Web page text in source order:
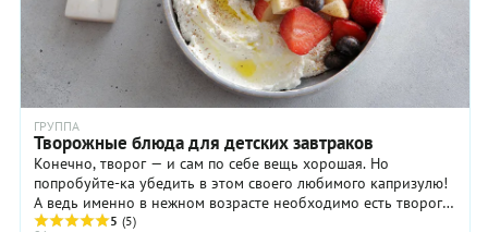
ГРУППА
Творожные блюда для детских завтраков
Конечно, творог — и сам по себе вещь хорошая. Но
попробуйте-ка убедить в этом своего любимого капризулю!
А ведь именно в нежном возрасте необходимо есть творог
хотя бы раз в день, и лучше всего делать ...
5 (5)